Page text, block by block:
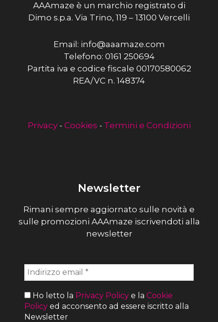
AAAmaze è un marchio registrato di
Dimo s.p.a. Via Trino, 119 – 13100 Vercelli
Email: info@aaamaze.com
Telefono: 0161 250694
Partita iva e codice fiscale 00170580062
REA/VC n. 148374
Privacy- Cookies - Termini e Condizioni
Newsletter
Rimani sempre aggiornato sulle novità e
sulle promozioni AAAmaze iscrivendoti alla
newsletter
Ho letto la Privacy Policy e la Cookie
Policy ed acconsento ad essere iscritto alla
Newsletter